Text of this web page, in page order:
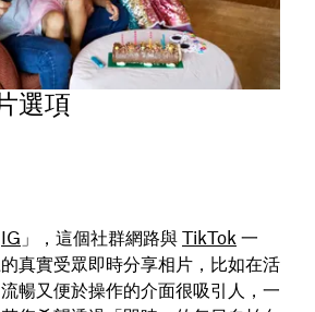
選項
IG 」，這個社群網路與 TikTok 一
真實受眾即時分享相片，比如在活
暢又便於操作的介面很吸引人，一